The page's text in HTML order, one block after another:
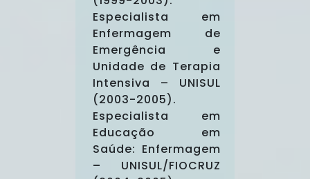
Especialista em
Enfermagem de
Emergência e
Unidade de Terapia
Intensiva – UNISUL
(2003-2005).
Especialista em
Educação em
Saúde: Enfermagem
– UNISUL/FIOCRUZ